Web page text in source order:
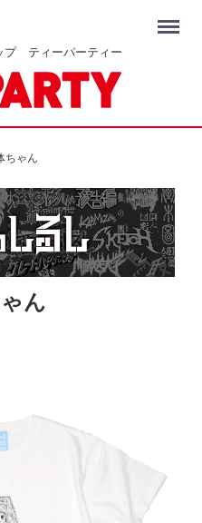
プ ティーパーティー
Menu
ちゃん
ん